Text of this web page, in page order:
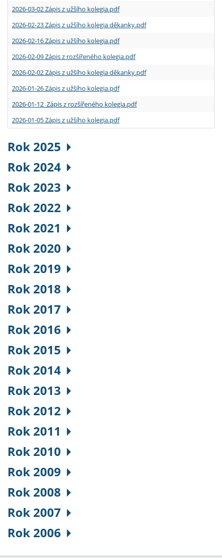
2026-03-02 Zápis z užšího kolegia.pdf
2026-02-23 Zápis z užšího kolegia děkanky.pdf
2026-02-16 Zápis z užšího kolegia.pdf
2026-02-09 Zápis z rozšířeného kolegia.pdf
2026-02-02 Zápis z užšího kolegia děkanky.pdf
2026-01-26 Zápis z užšího kolegia.pdf
2026-01-12 Zápis z rozšířeného kolegia.pdf
2026-01-05 Zápis z užšího kolegia.pdf
Rok 2025
Rok 2024
Rok 2023
Rok 2022
Rok 2021
Rok 2020
Rok 2019
Rok 2018
Rok 2017
Rok 2016
Rok 2015
Rok 2014
Rok 2013
Rok 2012
Rok 2011
Rok 2010
Rok 2009
Rok 2008
Rok 2007
Rok 2006